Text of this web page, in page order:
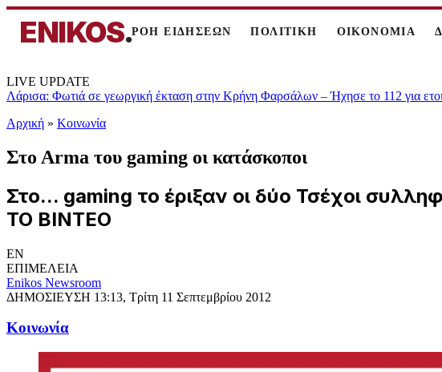
ENIKOS.ΡΟΗ ΕΙΔΗΣΕΩΝ ΠΟΛΙΤΙΚΗ ΟΙΚΟΝΟΜΙΑ
LIVE UPDATE
Λάρισα: Φωτιά σε γεωργική έκταση στην Κρήνη Φαρσάλων – Ήχησε το 112 για
Αρχική » Κοινωνία
Στο Αrma του gaming oι κατάσκοποι
Στο... gaming το έριξαν οι δύο Τσέχοι
ΤΟ ΒΙΝΤΕΟ
EN
ΕΠΙΜΕΛΕΙΑ
Enikos Newsroom
ΔΗΜΟΣΙΕΥΣΗ 13:13, Τρίτη 11 Σεπτεμβρίου 2012
Κοινωνία